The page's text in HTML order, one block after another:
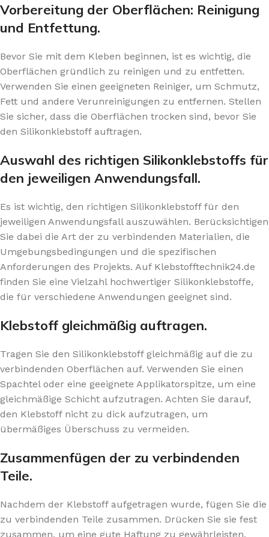
Vorbereitung der Oberflächen: Reinigung
und Entfettung.
Bevor Sie mit dem Kleben beginnen, ist es wichtig, die
Oberflächen gründlich zu reinigen und zu entfetten.
Verwenden Sie einen geeigneten Reiniger, um Schmutz,
Fett und andere Verunreinigungen zu entfernen. Stellen
Sie sicher, dass die Oberflächen trocken sind, bevor Sie
den Silikonklebstoff auftragen.
Auswahl des richtigen Silikonklebstoffs für
den jeweiligen Anwendungsfall.
Es ist wichtig, den richtigen Silikonklebstoff für den
jeweiligen Anwendungsfall auszuwählen. Berücksichtigen
Sie dabei die Art der zu verbindenden Materialien, die
Umgebungsbedingungen und die spezifischen
Anforderungen des Projekts. Auf Klebstofftechnik24.de
finden Sie eine Vielzahl hochwertiger Silikonklebstoffe,
die für verschiedene Anwendungen geeignet sind.
Klebstoff gleichmäßig auftragen.
Tragen Sie den Silikonklebstoff gleichmäßig auf die zu
verbindenden Oberflächen auf. Verwenden Sie einen
Spachtel oder eine geeignete Applikatorspitze, um eine
gleichmäßige Schicht aufzutragen. Achten Sie darauf,
den Klebstoff nicht zu dick aufzutragen, um
übermäßiges Überschuss zu vermeiden.
Zusammenfügen der zu verbindenden
Teile.
Nachdem der Klebstoff aufgetragen wurde, fügen Sie die
zu verbindenden Teile zusammen. Drücken Sie sie fest
zusammen, um eine gute Haftung zu gewährleisten.